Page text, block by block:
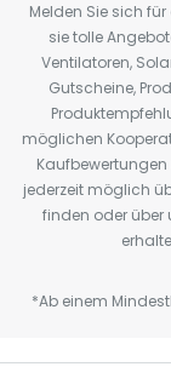
Melden Sie sich
sie tolle
Ventilatoren,
Gutscheine,
möglichen
jederzeit möglich
finden oder über
*Ab einem